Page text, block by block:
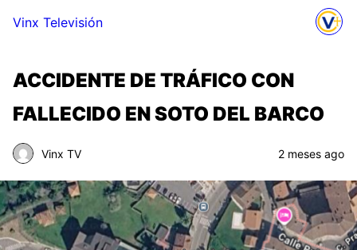
Vinx Televisión
ACCIDENTE DE TRÁFICO CON
FALLECIDO EN SOTO DEL BARCO
Vinx TV 2 meses ago